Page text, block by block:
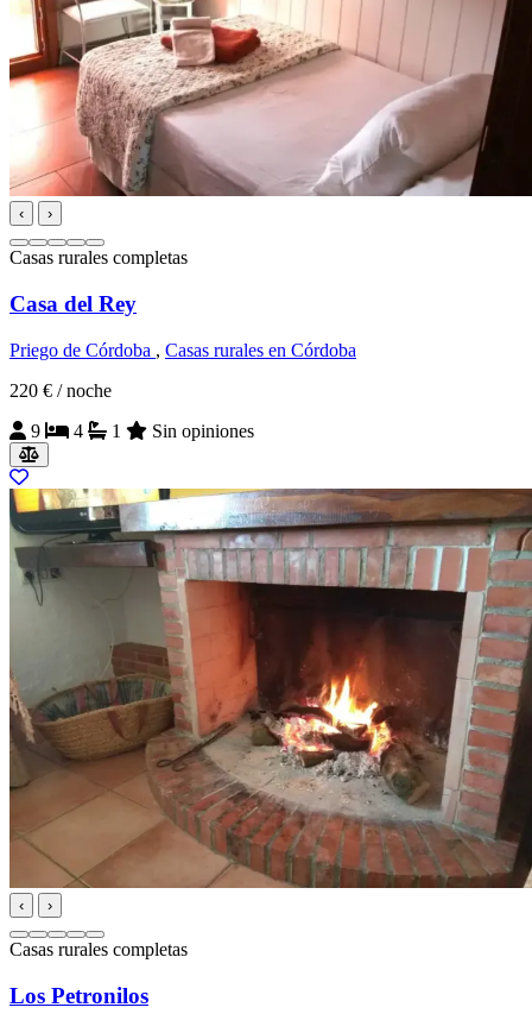
‹ ›
Casas rurales completas
Casa del Rey
Priego de Córdoba , Casas rurales en Córdoba
220 € / noche
9
4 1 Sin opiniones
‹ ›
Casas rurales completas
Los Petronilos